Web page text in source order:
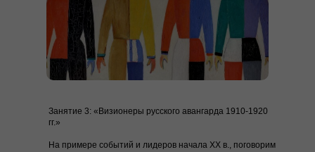
Занятие 3: «Визионеры русского авангарда 1910-1920
гг.»
На примере событий и лидеров начала XX в., поговорим